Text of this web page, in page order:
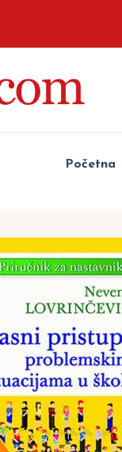
Početna